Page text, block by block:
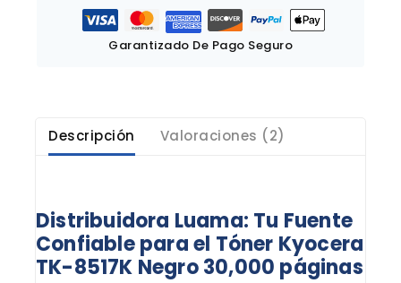
Garantizado De Pago Seguro
Descripción Valoraciones (2)
Distribuidora Luama: Tu Fuente
Confiable para el Tóner Kyocera
TK-8517K Negro 30,000 páginas